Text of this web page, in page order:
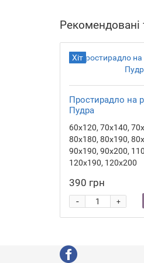
Рекомендовані
Хіт
Простирадло на
Пудра
60х120, 70х140,
80х180, 80х190,
90х190, 90х200,
120х190, 120х200
390 грн
+
-